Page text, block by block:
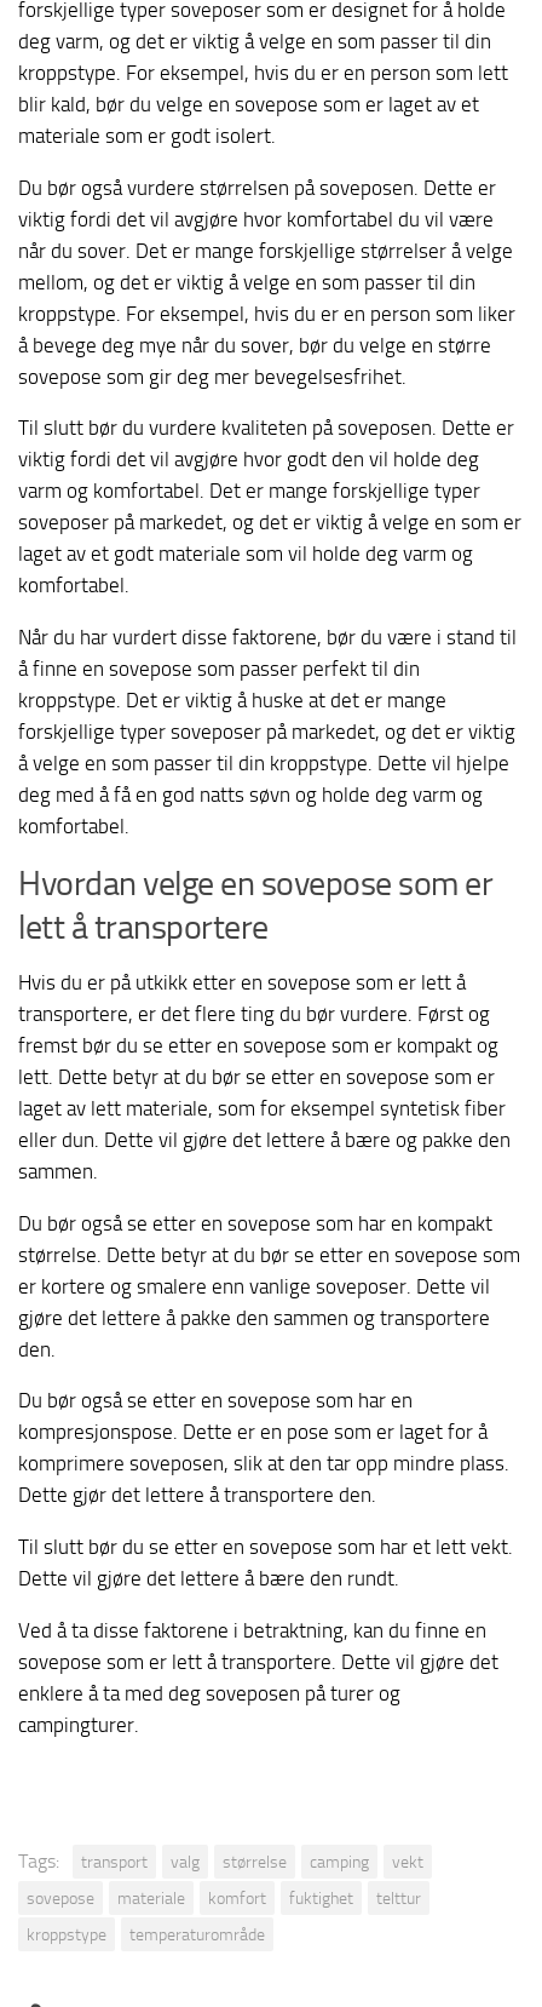
forskjellige typer soveposer som er designet for å holde
deg varm, og det er viktig å velge en som passer til din
kroppstype. For eksempel, hvis du er en person som lett
blir kald, bør du velge en sovepose som er laget av et
materiale som er godt isolert.
Du bør også vurdere størrelsen på soveposen. Dette er
viktig fordi det vil avgjøre hvor komfortabel du vil være
når du sover. Det er mange forskjellige størrelser å velge
mellom, og det er viktig å velge en som passer til din
kroppstype. For eksempel, hvis du er en person som liker
å bevege deg mye når du sover, bør du velge en større
sovepose som gir deg mer bevegelsesfrihet.
Til slutt bør du vurdere kvaliteten på soveposen. Dette er
viktig fordi det vil avgjøre hvor godt den vil holde deg
varm og komfortabel. Det er mange forskjellige typer
soveposer på markedet, og det er viktig å velge en som er
laget av et godt materiale som vil holde deg varm og
komfortabel.
Når du har vurdert disse faktorene, bør du være i stand til
å finne en sovepose som passer perfekt til din
kroppstype. Det er viktig å huske at det er mange
forskjellige typer soveposer på markedet, og det er viktig
å velge en som passer til din kroppstype. Dette vil hjelpe
deg med å få en god natts søvn og holde deg varm og
komfortabel.
Hvordan velge en sovepose som er
lett å transportere
Hvis du er på utkikk etter en sovepose som er lett å
transportere, er det flere ting du bør vurdere. Først og
fremst bør du se etter en sovepose som er kompakt og
lett. Dette betyr at du bør se etter en sovepose som er
laget av lett materiale, som for eksempel syntetisk fiber
eller dun. Dette vil gjøre det lettere å bære og pakke den
sammen.
Du bør også se etter en sovepose som har en kompakt
størrelse. Dette betyr at du bør se etter en sovepose som
er kortere og smalere enn vanlige soveposer. Dette vil
gjøre det lettere å pakke den sammen og transportere
den.
Du bør også se etter en sovepose som har en
kompresjonspose. Dette er en pose som er laget for å
komprimere soveposen, slik at den tar opp mindre plass.
Dette gjør det lettere å transportere den.
Til slutt bør du se etter en sovepose som har et lett vekt.
Dette vil gjøre det lettere å bære den rundt.
Ved å ta disse faktorene i betraktning, kan du finne en
sovepose som er lett å transportere. Dette vil gjøre det
enklere å ta med deg soveposen på turer og
campingturer.
Tags: transport valg størrelse camping
vekt
sovepose
materiale komfort fuktighet
telttur
kroppstype
temperaturområde